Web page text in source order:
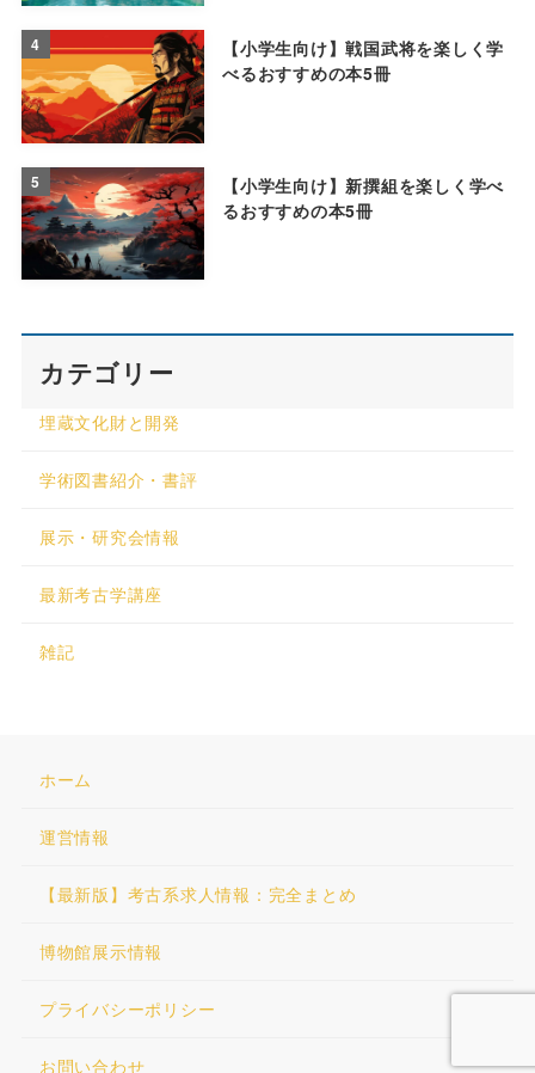
4
【小学生向け】戦国武将を楽しく学
べるおすすめの本5冊
5
【小学生向け】新撰組を楽しく学べ
るおすすめの本5冊
カテゴリー
埋蔵文化財と開発
学術図書紹介・書評
展示・研究会情報
最新考古学講座
雑記
ホーム
運営情報
【最新版】考古系求人情報：完全まとめ
博物館展示情報
プライバシーポリシー
お問い合わせ